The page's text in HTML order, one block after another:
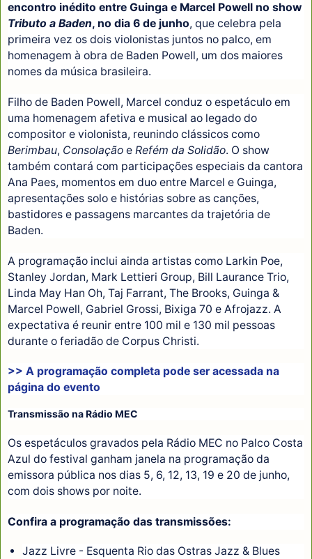
encontro inédito entre Guinga e Marcel Powell no show
Tributo a Baden, no dia 6 de junho, que celebra pela
primeira vez os dois violonistas juntos no palco, em
homenagem à obra de Baden Powell, um dos maiores
nomes da música brasileira.
Filho de Baden Powell, Marcel conduz o espetáculo em
uma homenagem afetiva e musical ao legado do
compositor e violonista, reunindo clássicos como
Berimbau, Consolação e Refém da Solidão. O show
também contará com participações especiais da cantora
Ana Paes, momentos em duo entre Marcel e Guinga,
apresentações solo e histórias sobre as canções,
bastidores e passagens marcantes da trajetória de
Baden.
A programação inclui ainda artistas como Larkin Poe,
Stanley Jordan, Mark Lettieri Group, Bill Laurance Trio,
Linda May Han Oh, Taj Farrant, The Brooks, Guinga &
Marcel Powell, Gabriel Grossi, Bixiga 70 e Afrojazz. A
expectativa é reunir entre 100 mil e 130 mil pessoas
durante o feriadão de Corpus Christi.
>> A programação completa pode ser acessada na
página do evento
Transmissão naRádio MEC
Os espetáculos gravados pela Rádio MEC no Palco Costa
Azul do festival ganham janela na programação da
emissora pública nos dias 5, 6, 12, 13, 19 e 20 de junho,
com dois shows por noite.
Confira a programação das transmissões:
Jazz Livre - Esquenta Rio das Ostras Jazz & Blues